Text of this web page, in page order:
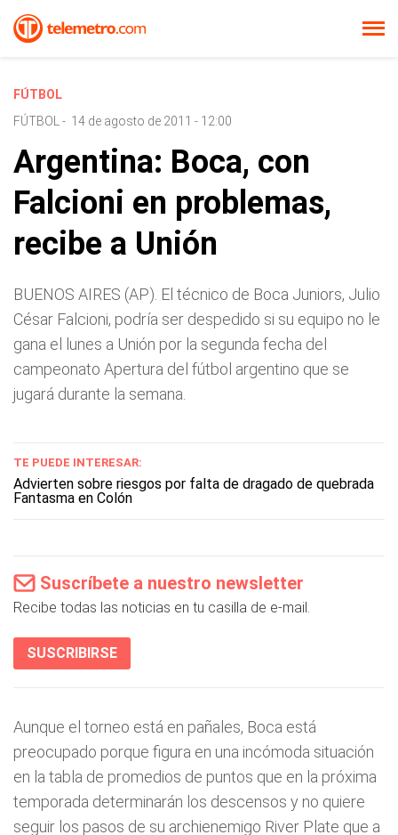
FÚTBOL
FÚTBOL
- 14 de agosto de 2011 - 12:00
Argentina: Boca, con
Falcioni en problemas,
recibe a Unión
BUENOS AIRES (AP). El técnico de Boca Juniors, Julio
César Falcioni, podría ser despedido si su equipo no le
gana el lunes a Unión por la segunda fecha del
campeonato Apertura del fútbol argentino que se
jugará durante la semana.
TE PUEDE INTERESAR:
Advierten sobre riesgos por falta de dragado de quebrada
Fantasma en Colón
Suscríbete a nuestro newsletter
Recibe todas las noticias en tu casilla de e-mail.
SUSCRIBIRSE
Aunque el torneo está en pañales, Boca está
preocupado porque figura en una incómoda situación
en la tabla de promedios de puntos que en la próxima
temporada determinarán los descensos y no quiere
seguir los pasos de su archienemigo River Plate que a